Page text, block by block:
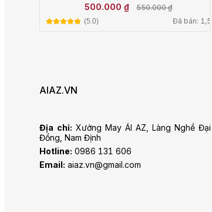
Thêu Đào Hạc LD25-01
500.000 ₫ 550.000 ₫
(5.0) Đã bán: 1,5k
AIAZ.VN
Địa chỉ: Xưởng May ÁI AZ, Làng Nghề Đại
Đồng, Nam Định
Email: aiaz.vn@gmail.com
Hotline: 0986 131 606